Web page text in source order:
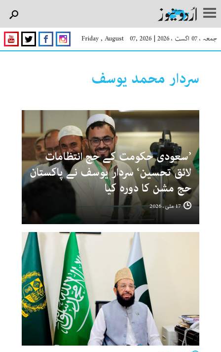
جمعہ ، 07 اگست ، 2026 |
Friday , August 07, 2026
سردار محمد یوسف
’سعودی حکومت کے حج انتظامات
لائق تحسین‘ سردار یوسف نے پاکستان
حج مشن کا دورہ کیا
17 مئی ، 2026